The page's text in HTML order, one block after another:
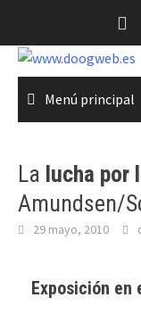
contenido
Menú principal
La lucha por
Amundsen/
29 mayo, 2010
Exposición en